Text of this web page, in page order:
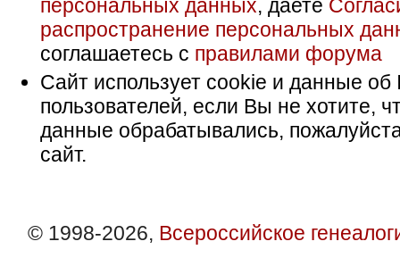
персональных данных, даете
распространение персональных
соглашаетесь с правилами форума
Сайт использует cookie и данные об
пользователей, если Вы не хотите,
данные обрабатывались,
сайт.
© 1998-2026, Всероссийское